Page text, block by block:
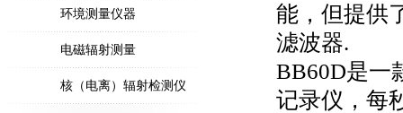
环境测量仪器
电磁辐射测量
核（电离）辐射检测仪
能，但提供
滤波器.
BB60D是一
记录仪，每